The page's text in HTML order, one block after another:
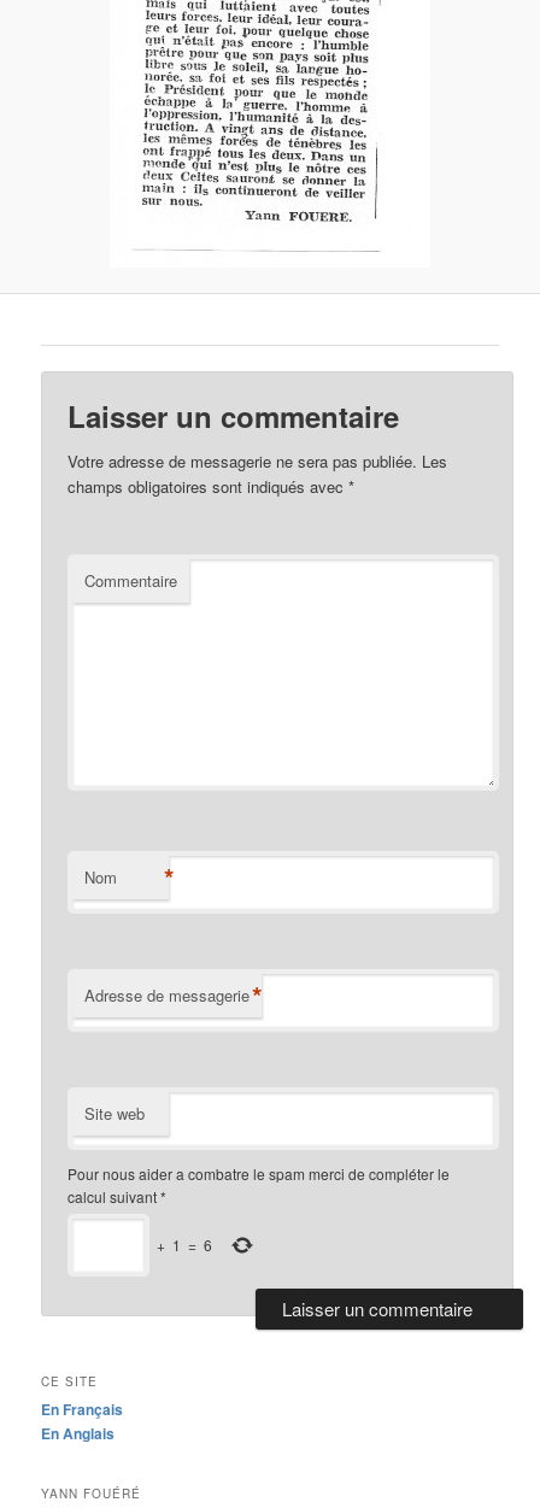
Laisser un commentaire
Votre adresse de messagerie ne sera pas publiée. Les
champs obligatoires sont indiqués avec*
Commentaire
Nom *
Adresse de messagerie*
Site web
Pour nous aider a combatre le spam merci de compléter le
calcul suivant*
+ 1 = 6
CE SITE
En Français
En Anglais
YANN FOUÉRÉ